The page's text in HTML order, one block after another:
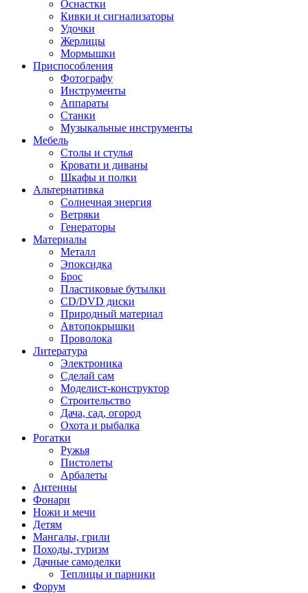
Оснастки
Кивки и сигнализаторы
Удочки
Жерлицы
Мормышки
Приспособления
Фотографу
Инструменты
Аппараты
Станки
Музыкальные инструменты
Мебель
Столы и стулья
Кровати и диваны
Шкафы и полки
Альтернативка
Солнечная энергия
Ветряки
Генераторы
Материалы
Металл
Эпоксидка
Брос
Пластиковые бутылки
CD/DVD диски
Природный материал
Автопокрышки
Проволока
Литература
Электроника
Сделай сам
Моделист-конструктор
Строительство
Дача, сад, огород
Охота и рыбалка
Рогатки
Ружья
Пистолеты
Арбалеты
Антенны
Фонари
Ножи и мечи
Детям
Мангалы, грили
Походы, туризм
Дачные самоделки
Теплицы и парники
Форум